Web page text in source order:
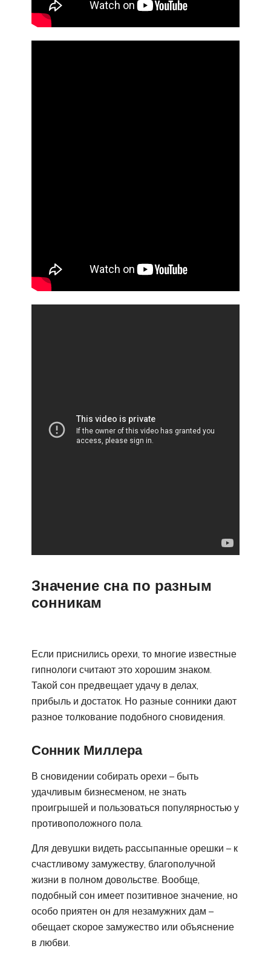
Значение сна по разным
сонникам
Если приснились орехи, то многие известные
гипнологи считают это хорошим знаком.
Такой сон предвещает удачу в делах,
прибыль и достаток. Но разные сонники дают
разное толкование подобного сновидения.
Сонник Миллера
В сновидении собирать орехи – быть
удачливым бизнесменом, не знать
проигрышей и пользоваться популярностью у
противоположного пола.
Для девушки видеть рассыпанные орешки – к
счастливому замужеству, благополучной
жизни в полном довольстве. Вообще,
подобный сон имеет позитивное значение, но
особо приятен он для незамужних дам –
обещает скорое замужество или объяснение
в любви.